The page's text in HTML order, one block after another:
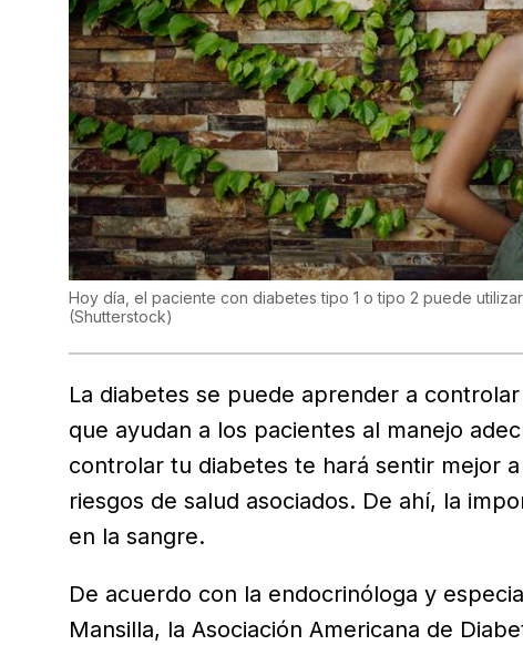
Hoy día, el paciente con diabetes tipo 1 o tipo 2 puede
(Shutterstock)
La diabetes se puede aprender a
que ayudan a los pacientes al manejo
controlar tu diabetes te hará sentir mejor
riesgos de salud asociados. De ahí, la
en la sangre.
De acuerdo con la endocrinóloga y
Mansilla, la Asociación Americana de